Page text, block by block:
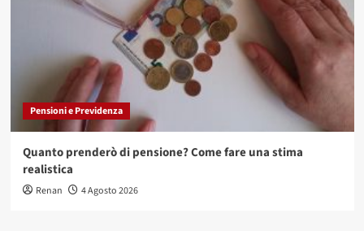
Pensioni e Previdenza
Quanto prenderò di pensione? Come fare una stima
realistica
Renan 4 Agosto 2026